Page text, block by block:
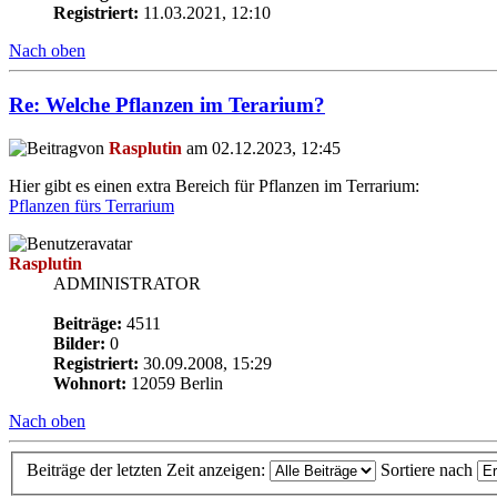
Registriert: 11.03.2021, 12:10
Nach oben
Re: Welche Pflanzen im Terarium?
von Rasplutin am 02.12.2023, 12:45
Hier gibt es einen extra Bereich für Pflanzen im Terrarium:
Pflanzen fürs Terrarium
Rasplutin
ADMINISTRATOR
Beiträge: 4511
Bilder: 0
Registriert: 30.09.2008, 15:29
Wohnort: 12059 Berlin
Nach oben
Beiträge der letzten Zeit anzeigen: Sortiere nach